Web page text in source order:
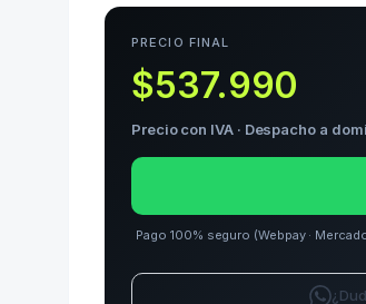
PRECIO FINAL
$537.990
Precio con IVA · Despacho a
Pago 100% seguro (Webpay ·